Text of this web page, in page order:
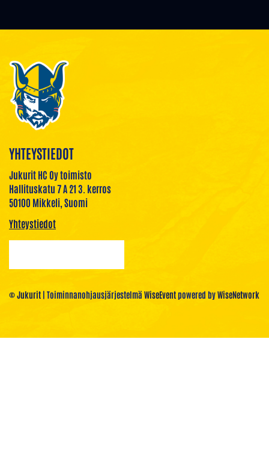
YHTEYSTIEDOT
Jukurit HC Oy toimisto
Hallituskatu 7 A 21 3. kerros
50100 Mikkeli, Suomi
Yhteystiedot
© Jukurit | Toiminnanohjausjärjestelmä WiseEventpowered byWiseNetwork